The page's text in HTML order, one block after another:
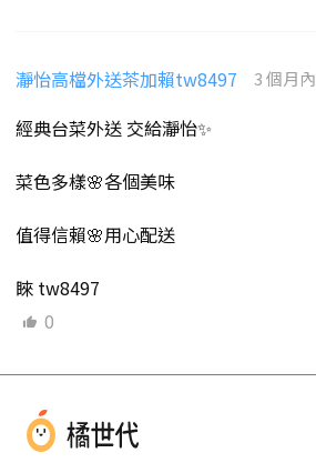
瀞怡高檔外送茶加賴tw8497 3 個月內
經典台菜外送 交給瀞怡✨
菜色多樣🌸各個美味
值得信賴🌸用心配送
睞 tw8497
0